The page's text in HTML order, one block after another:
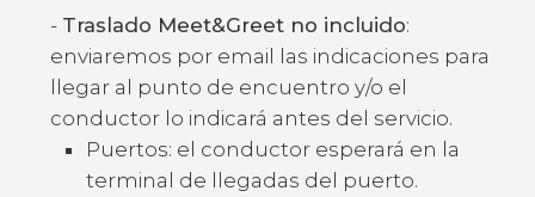
- Traslado Meet&Greet no incluido:
enviaremos por email las indicaciones para
llegar al punto de encuentro y/o el
conductor lo indicará antes del servicio.
Puertos: el conductor esperará en la
terminal de llegadas del puerto.